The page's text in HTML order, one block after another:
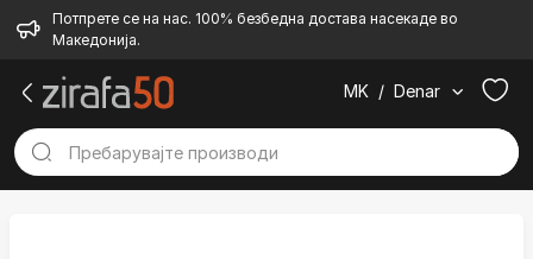
Потпрете се на нас. 100% безбедна достава насекаде во
Македонија.
MK / Denar